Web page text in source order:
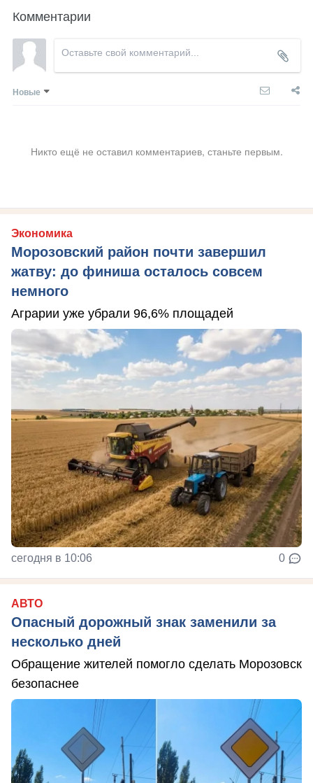
Комментарии
Новые
Никто ещё не оставил комментариев, станьте первым.
Экономика
Морозовский район почти завершил
жатву: до финиша осталось совсем
немного
Аграрии уже убрали 96,6% площадей
сегодня в 10:06 0
АВТО
Опасный дорожный знак заменили за
несколько дней
Обращение жителей помогло сделать Морозовск
безопаснее